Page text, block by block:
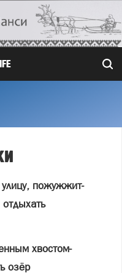
пожужжит-
хвостом-
озёр